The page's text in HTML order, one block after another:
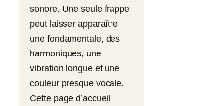
sonore. Une seule frappe
peut laisser apparaître
une fondamentale, des
harmoniques, une
vibration longue et une
couleur presque vocale.
Cette page d’accueil